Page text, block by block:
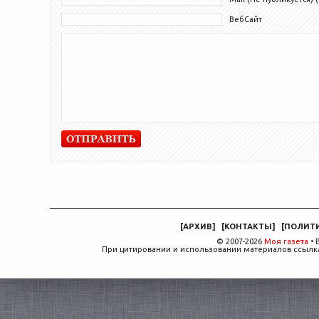
ВебСайт
[АРХИВ] [КОНТАКТЫ] [
© 2007-2026 Моя газета •
При цитировании и использовании материалов